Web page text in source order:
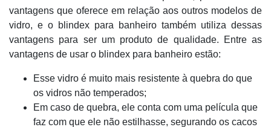
vantagens que oferece em relação aos outros modelos de
vidro, e o blindex para banheiro também utiliza dessas
vantagens para ser um produto de qualidade. Entre as
vantagens de usar o blindex para banheiro estão:
Esse vidro é muito mais resistente à quebra do que
os vidros não temperados;
Em caso de quebra, ele conta com uma película que
faz com que ele não estilhasse, segurando os cacos